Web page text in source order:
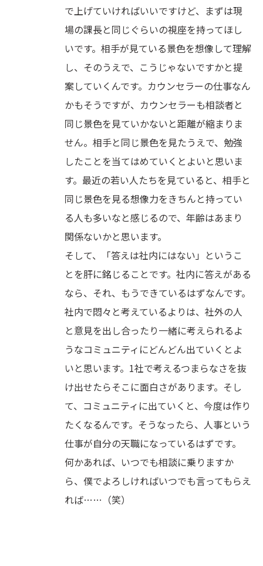
で上げていければいいですけど、まずは現
場の課長と同じぐらいの視座を持ってほし
いです。相手が見ている景色を想像して理解
し、そのうえで、こうじゃないですかと提
案していくんです。カウンセラーの仕事なん
かもそうですが、カウンセラーも相談者と
同じ景色を見ていかないと距離が縮まりま
せん。相手と同じ景色を見たうえで、勉強
したことを当てはめていくとよいと思いま
す。最近の若い人たちを見ていると、相手と
同じ景色を見る想像力をきちんと持ってい
る人も多いなと感じるので、年齢はあまり
関係ないかと思います。
そして、「答えは社内にはない」というこ
とを肝に銘じることです。社内に答えがある
なら、それ、もうできているはずなんです。
社内で悶々と考えているよりは、社外の人
と意見を出し合ったり一緒に考えられるよ
うなコミュニティにどんどん出ていくとよ
いと思います。1社で考えるつまらなさを抜
け出せたらそこに面白さがあります。そし
て、コミュニティに出ていくと、今度は作り
たくなるんです。そうなったら、人事という
仕事が自分の天職になっているはずです。
何かあれば、いつでも相談に乗りますか
ら、僕でよろしければいつでも言ってもらえ
れば……（笑）